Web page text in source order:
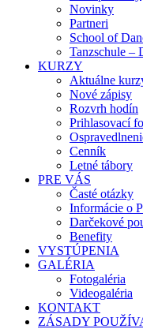
Novinky
Partneri
School of
Tanzschule –
KURZY
Aktuálne
Nové zápisy
Rozvrh hodín
Prihlasovací
Cenník
Letné tábory
PRE VÁS
Časté otázky
Informácie o
Darčekové
Benefity
VYSTÚPENIA
GALÉRIA
Fotogaléria
Videogaléria
KONTAKT
ZÁSADY